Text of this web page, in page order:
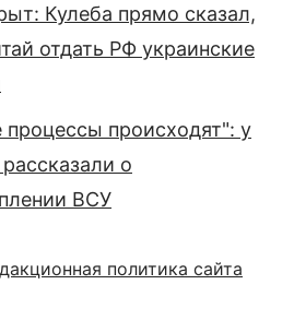
Кулеба прямо сказал,
отдать РФ украинские
происходят": у
о
ВСУ
политика сайта